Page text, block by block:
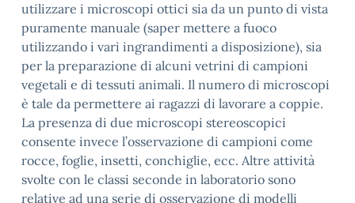
utilizzare i microscopi ottici sia da un punto di vista
puramente manuale (saper mettere a fuoco
utilizzando i vari ingrandimenti a disposizione), sia
per la preparazione di alcuni vetrini di campioni
vegetali e di tessuti animali. Il numero di microscopi
è tale da permettere ai ragazzi di lavorare a coppie.
La presenza di due microscopi stereoscopici
consente invece l’osservazione di campioni come
rocce, foglie, insetti, conchiglie, ecc. Altre attività
svolte con le classi seconde in laboratorio sono
relative ad una serie di osservazione di modelli